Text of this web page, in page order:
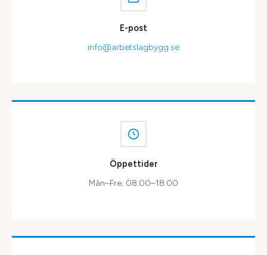
E-post
info@arbetslagbygg.se
Öppettider
Mån–Fre: 08:00–18:00